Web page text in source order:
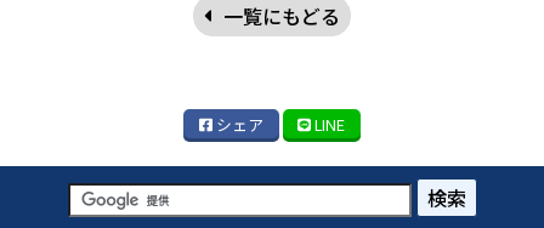
一覧にもどる
シェア LINE
検索